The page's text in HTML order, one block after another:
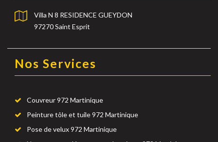
Villa N 8 RESIDENCE GUEYDON
97270 Saint Esprit
Nos Services
Couvreur 972 Martinique
Peinture tôle et tuile 972 Martinique
Pose de velux 972 Martinique